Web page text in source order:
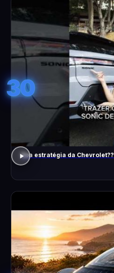
30
Boa estratégia da Chevrolet??